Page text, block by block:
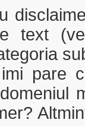
text
pare